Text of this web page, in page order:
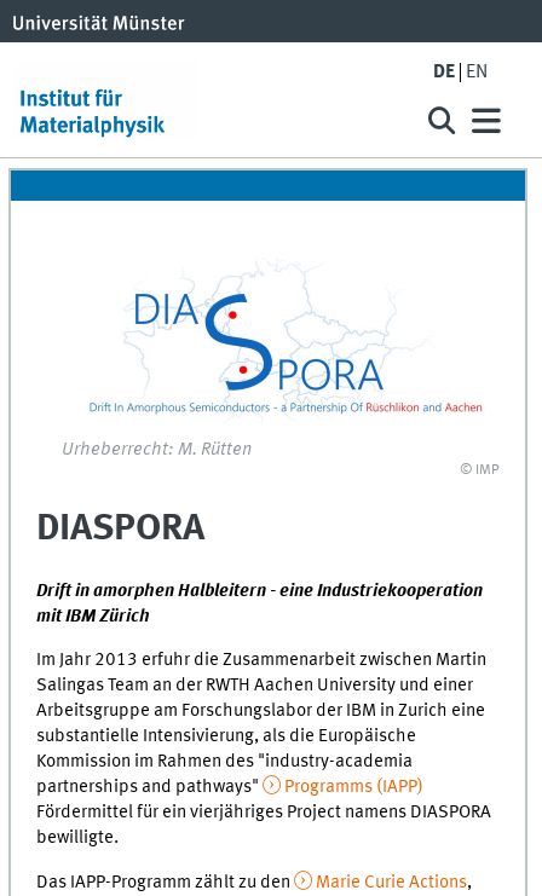
DE EN
Urheberrecht: M. Rütten
© IMP
DIASPORA
Drift in amorphen Halbleitern - eine Industriekooperation
mit IBM Zürich
Im Jahr 2013 erfuhr die Zusammenarbeit zwischen Martin
Salingas Team an der RWTH Aachen University und einer
Arbeitsgruppe am Forschungslabor der IBM in Zurich eine
substantielle Intensivierung, als die Europäische
Kommission im Rahmen des "industry-academia
partnerships and pathways"
Programms (IAPP)
Fördermittel für ein vierjähriges Project namens DIASPORA
bewilligte.
Das IAPP-Programm zählt zu den Marie Curie Actions,